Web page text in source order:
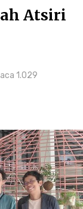
Atsiri
1.029